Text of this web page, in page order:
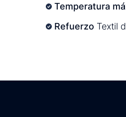
Temperatura
Refuerzo Textil